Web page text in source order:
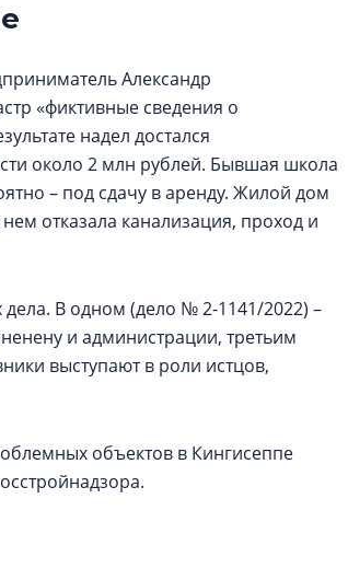
Александр
«фиктивные сведения о
надел достался
около 2 млн рублей. Бывшая школа
– под сдачу в аренду. Жилой дом
отказала канализация, проход и
В одном (дело № 2-1141/2022) –
и администрации, третьим
выступают в роли истцов,
объектов в Кингисеппе